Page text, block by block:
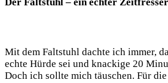
Mit dem Faltstuhl dachte ich immer,
echte Hürde sei und knackige 20
Doch ich sollte mich täuschen. Für